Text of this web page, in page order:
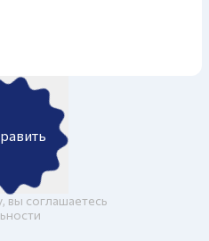
вы соглашаетесь